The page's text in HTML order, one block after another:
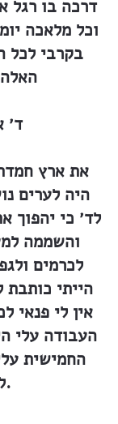
דרכה בו רגל
וכל מלאכה
בקרבי לכל
ד׳
את ארץ
היה לערים
לד׳ כי יהפוך
והשממה
לכרמים
הייתי
אין לי פנאי
העבודה עלי
החמישית
לביתי.